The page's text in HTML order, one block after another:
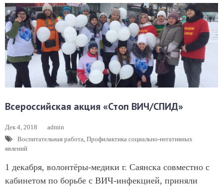
Всероссийская акция «Стоп ВИЧ/СПИД»
Дек 4, 2018
admin
Воспитательная работа Профилактика социально-негативных
явлений
1 декабря, волонтёры-медики г. Саянска совместно с
кабинетом по борьбе с ВИЧ-инфекцией, приняли